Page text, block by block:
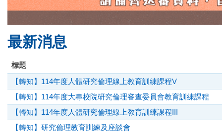
最新消息
標題
【轉知】114年度人體研究倫理線上教育訓練課程V
【轉知】114年度大專校院研究倫理審查委員會教育訓練課程
【轉知】114年度人體研究倫理線上教育訓練課程III
【轉知】研究倫理教育訓練及座談會